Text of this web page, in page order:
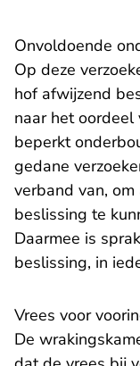
Onvoldoende
Op deze
hof afwijzend
naar het
beperkt
gedane
verband van,
beslissing te
Daarmee is
beslissing, in
Vrees voor
De